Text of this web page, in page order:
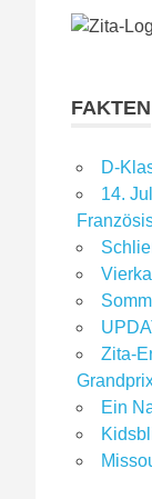
FAKTEN
D-
14.
Zita-
Ein